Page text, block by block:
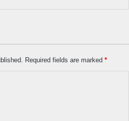
Required fields are marked *